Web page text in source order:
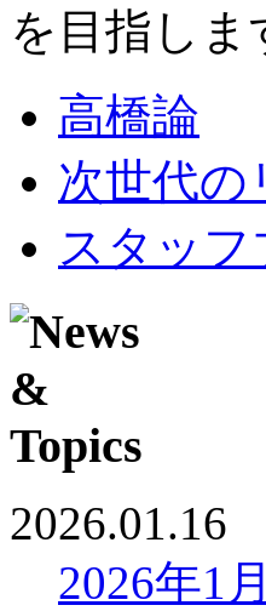
高橋論
次世代の
スタッ
2026.01.16
2026年1